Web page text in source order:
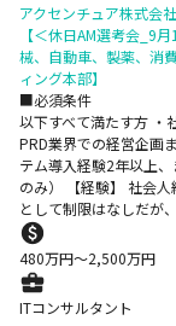
アクセンチュア株式会社
【＜休日AM選考会_9
械、自動車、製薬、消
ィング本部】
■必須条件
以下すべて満たす方 ・
PRD業界での経営企画
テム導入経験2年以上
のみ） 【経験】 社会
として制限はなしだが
480万円〜2,500万円
ITコンサルタント